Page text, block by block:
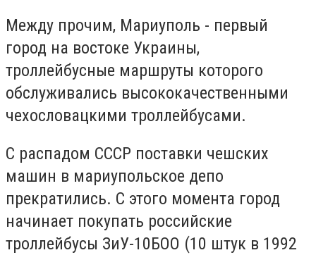
Между прочим, Мариуполь - первый
город на востоке Украины,
троллейбусные маршруты которого
обслуживались высококачественными
чехословацкими троллейбусами.
С распадом СССР поставки чешских
машин в мариупольское депо
прекратились. С этого момента город
начинает покупать российские
троллейбусы ЗиУ-10БОО (10 штук в 1992